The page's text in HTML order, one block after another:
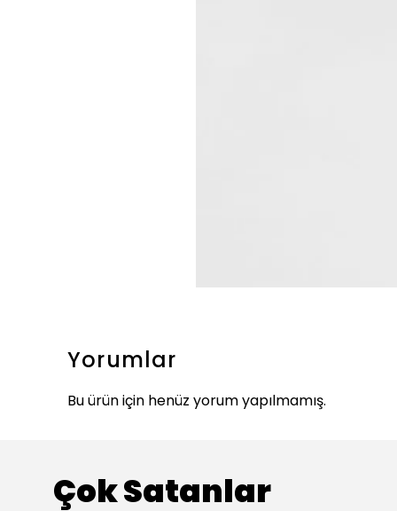
Yorumlar
Bu ürün için henüz yorum yapılmamış.
Çok Satanlar